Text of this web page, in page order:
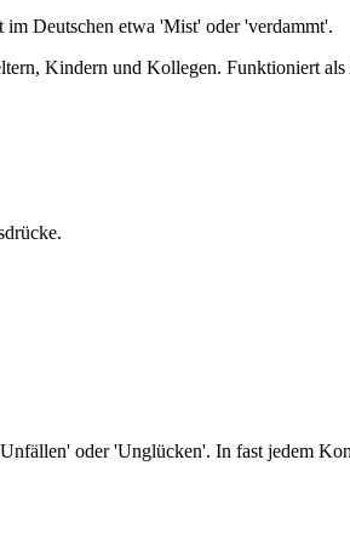
Deutschen etwa 'Mist' oder 'verdammt'.
Kindern und Kollegen. Funktioniert
oder 'Unglücken'. In fast jedem